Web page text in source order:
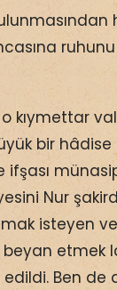
kıymettar
bir hâdise
ifşası
Nur
isteyen
beyan etmek
Ben de